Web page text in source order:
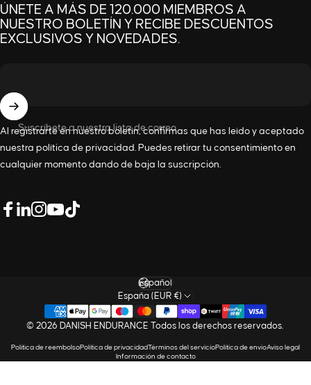
ÚNETE A MÁS DE 120.000 MIEMBROS A
NUESTRO BOLETÍN Y RECIBE DESCUENTOS
EXCLUSIVOS Y NOVEDADES.
Suscríbete a nuestra lista de correo
Al registrarte en nuestro boletín, confirmas que has leído y aceptado
nuestra política de privacidad
. Puedes retirar tu consentimiento en
cualquier momento dando de baja la suscripción.
© 2026 DANISH ENDURANCE Todos los derechos reservados.
Política de reembolsoPolítica de privacidadTérminos del servicioPolítica de envíoAviso legal
Información de contacto
Idioma
España (EUR €)